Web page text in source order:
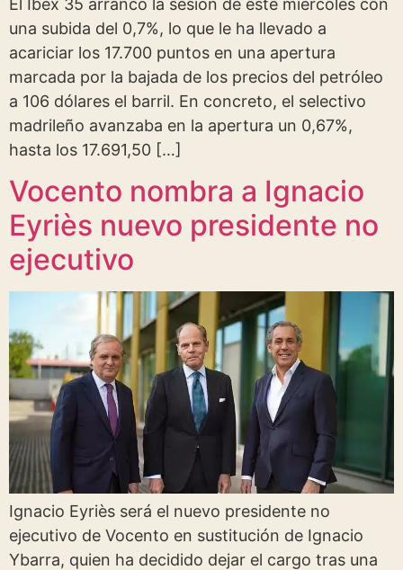
El Ibex 35 arrancó la sesión de este miércoles con
una subida del 0,7%, lo que le ha llevado a
acariciar los 17.700 puntos en una apertura
marcada por la bajada de los precios del petróleo
a 106 dólares el barril. En concreto, el selectivo
madrileño avanzaba en la apertura un 0,67%,
hasta los 17.691,50 […]
Vocento nombra a Ignacio
Eyriès nuevo presidente no
ejecutivo
Ignacio Eyriès será el nuevo presidente no
ejecutivo de Vocento en sustitución de Ignacio
Ybarra, quien ha decidido dejar el cargo tras una